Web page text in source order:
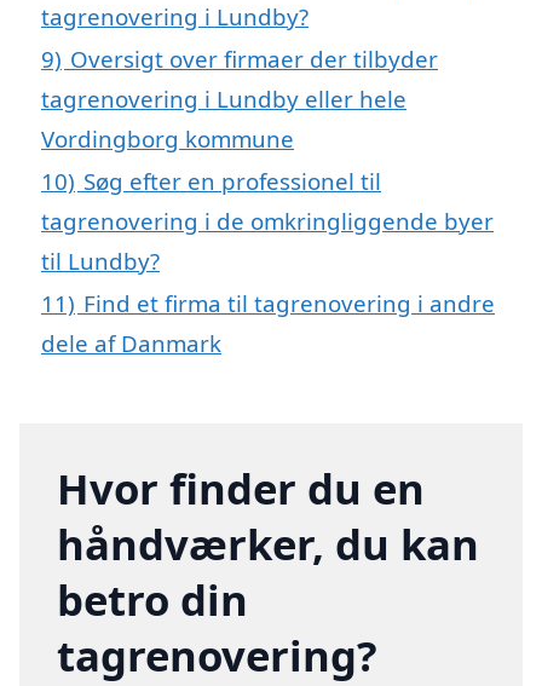
tagrenovering i Lundby?
9) Oversigt over firmaer der tilbyder
tagrenovering i Lundby eller hele
Vordingborg kommune
10) Søg efter en professionel til
tagrenovering i de omkringliggende byer
til Lundby?
11) Find et firma til tagrenovering i andre
dele af Danmark
Hvor finder du en
håndværker, du kan
betro din
tagrenovering?